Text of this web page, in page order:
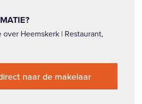
Heemskerk | Restaurant,
naar de makelaar